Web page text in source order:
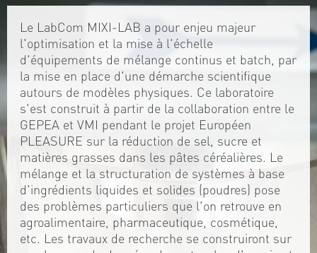
Le LabCom MIXI-LAB a pour enjeu majeur
l'optimisation et la mise à l'échelle
d'équipements de mélange continus et batch, par
la mise en place d'une démarche scientifique
autours de modèles physiques. Ce laboratoire
s'est construit à partir de la collaboration entre le
GEPEA et VMI pendant le projet Européen
PLEASURE sur la réduction de sel, sucre et
matières grasses dans les pâtes céréalières. Le
mélange et la structuration de systèmes à base
d'ingrédients liquides et solides (poudres) pose
des problèmes particuliers que l'on retrouve en
agroalimentaire, pharmaceutique, cosmétique,
etc. Les travaux de recherche se construiront sur